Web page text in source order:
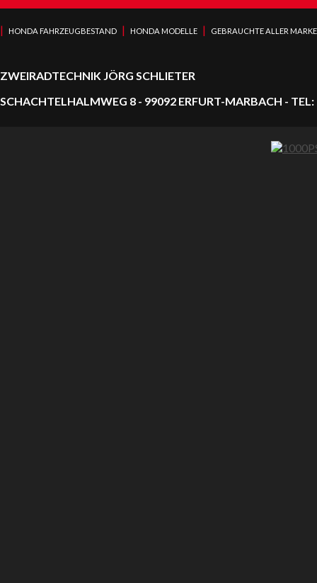
| HONDA FAHRZEUGBESTAND | HONDA MODELLE | GEBRAUCHTE ALLER
ZWEIRADTECHNIK JÖRG SCHLIETER
SCHACHTELHALMWEG 8 - 99092 ERFURT-MARBACH -